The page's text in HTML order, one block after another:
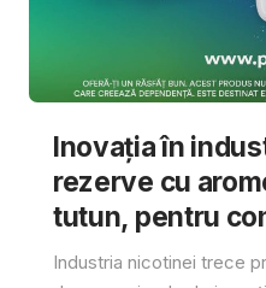
Inovația în
rezerve cu
tutun, pentru
Industria nicotinei trece